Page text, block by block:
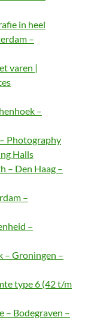
in heel
–
varen |
–
Photography
Halls
– Den Haag –
–
–
– Groningen –
type 6 (42 t/m
– Bodegraven –